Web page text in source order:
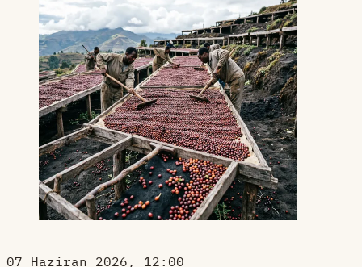
07 Haziran 2026, 12:00